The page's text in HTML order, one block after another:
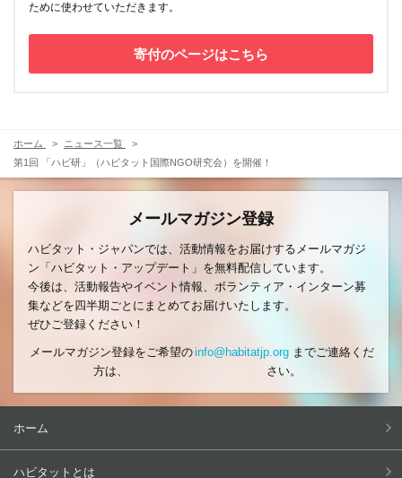
ために使わせていただきます。
寄付のページはこちら
ホーム
ニュース一覧
第1回 「ハビ研」（ハビタット国際NGO研究会）を開催！
メールマガジン登録
ハビタット・ジャパンでは、活動情報をお届けするメールマガジ
ン「ハビタット・アップデート」を無料配信しています。
今後は、活動報告やイベント情報、ボランティア・インターン募
集などを四半期ごとにまとめてお届けいたします。
ぜひご登録ください！
メールマガジン登録をご希望の
方は、
info@habitatjp.orgまでご連絡くだ
さい。
ホーム
ハビタットとは